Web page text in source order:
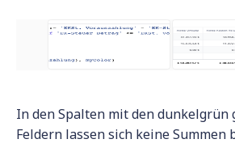
In den Spalten mit den dunkelgrün
Feldern lassen sich keine Summen